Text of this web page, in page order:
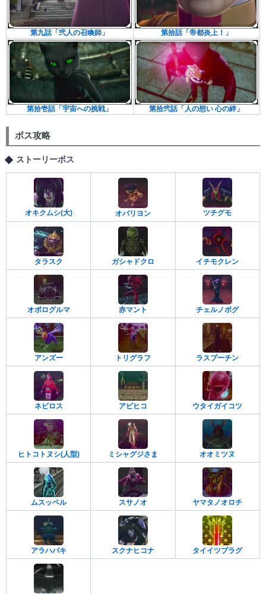
第九話「弐人の召喚師」 第拾話「帝都炎上！」
第拾壱話「宇宙への挑戦」 第拾弐話「人の想い 心の絆」
ボス攻略
ストーリーボス
オキクムシ(大) オバリヨン ツチグモ
タラスク ガシャドクロ イチモクレン
オボログルマ 赤マント チェルノボグ
アンズー トリグラフ ラスプーチン
ネビロス アビヒコ ウタイガイコツ
ヒトコトヌシ(人型) ミシャグジさま オオミツヌ
ムスッペル スサノオ ヤマタノオロチ
アラハバキ スクナヒコナ タイイツプラグ